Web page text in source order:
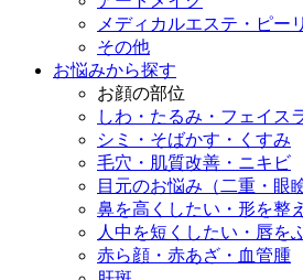
メディカルエステ・ピー
その他
お悩みから探す
お顔の部位
しわ・たるみ・フェイス
シミ・そばかす・くすみ
毛穴・肌質改善・ニキビ
目元のお悩み（二重・眼
鼻を高くしたい・形を整
人中を短くしたい・唇を
赤ら顔・赤あざ・血管腫